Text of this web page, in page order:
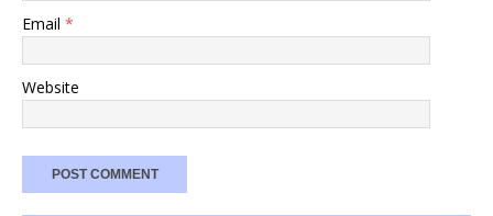
Email *
Website